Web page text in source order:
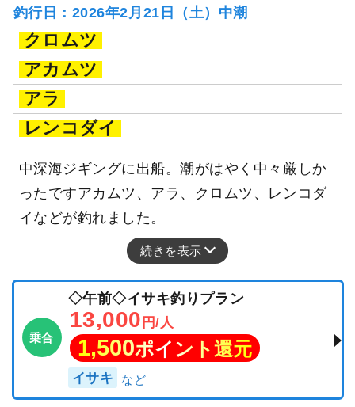
釣行日：2026年2月21日（土）中潮
クロムツ
アカムツ
アラ
レンコダイ
中深海ジギングに出船。潮がはやく中々厳しか
ったですアカムツ、アラ、クロムツ、レンコダ
イなどが釣れました。
続きを表示
乗合
◇午前◇イサキ釣りプラン
13,000 円/人
1,500ポイント還元
イサキ